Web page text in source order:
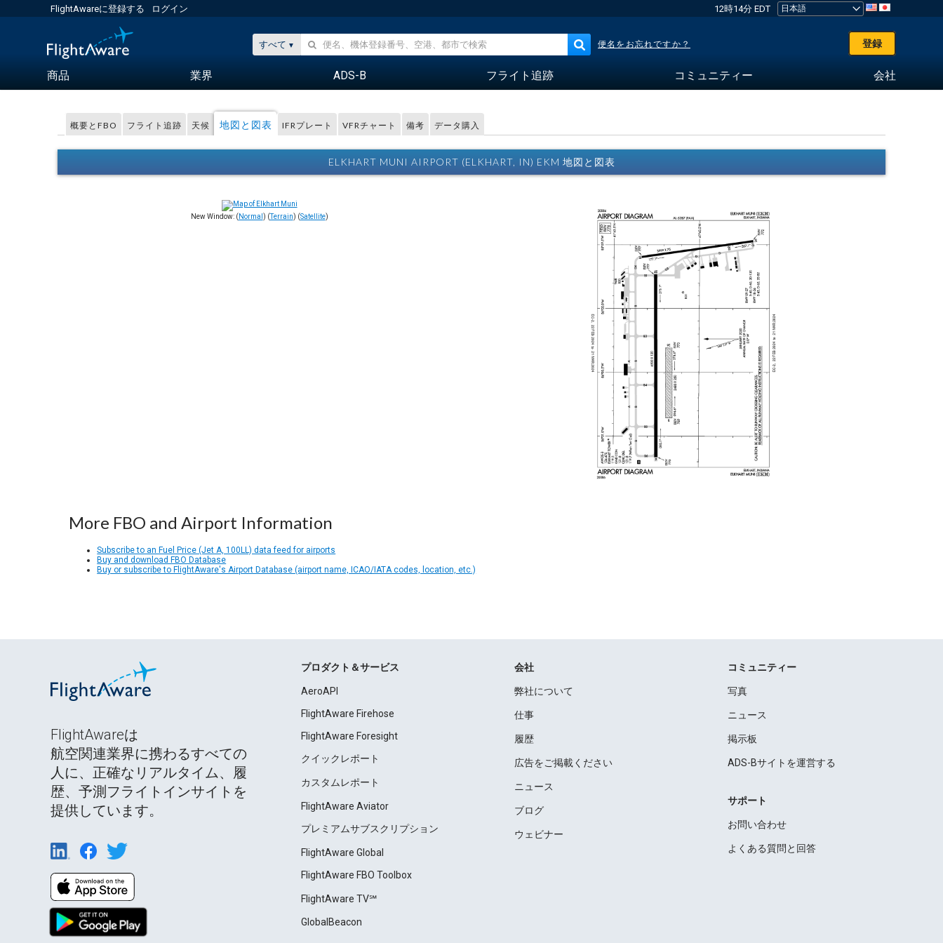
FlightAwareに登録する ログイン 12時14分 EDT
すべて 便名をお忘れですか？ 登録
商品 業界 ADS-B フライト追跡 コミュニティー 会社
概要とFBO フライト追跡 天候 地図と図表 IFRプレート VFRチャート 備考 データ購入
ELKHART MUNI AIRPORT (ELKHART, IN) EKM 地図と図表
New Window: ( Normal ) (Terrain) (Satellite)
More FBO and Airport Information
Subscribe to an Fuel Price (Jet A, 100LL) data feed for airports
Buy and download FBO Database
Buy or subscribe to FlightAware's Airport Database (airport name, ICAO/IATA codes, location, etc.)
FlightAwareは
航空関連業界に携わるすべての
人に、正確なリアルタイム、履
歴、予測フライトインサイトを
提供しています。
プロダクト＆サービス
AeroAPI
FlightAware Firehose
FlightAware Foresight
クイックレポート
カスタムレポート
FlightAware Aviator
プレミアムサブスクリプション
FlightAware Global
FlightAware FBO Toolbox
FlightAware TV℠
GlobalBeacon
会社
弊社について
仕事
履歴
広告をご掲載ください
ニュース
ブログ
ウェビナー
コミュニティー
写真
ニュース
掲示板
ADS-Bサイトを運営する
サポート
お問い合わせ
よくある質問と回答